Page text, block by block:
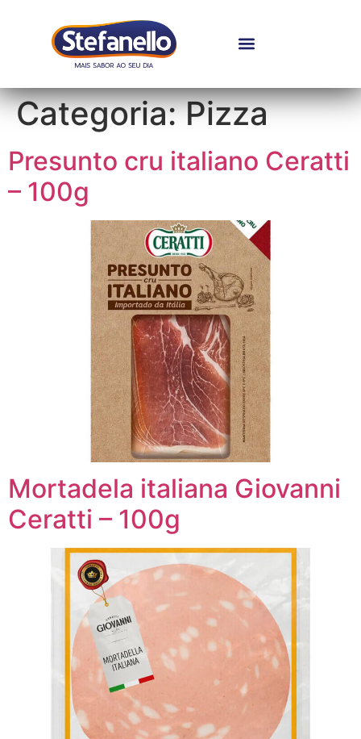
Categoria:Pizza
Presunto cru italiano Ceratti
– 100g
Mortadela italiana Giovanni
Ceratti – 100g